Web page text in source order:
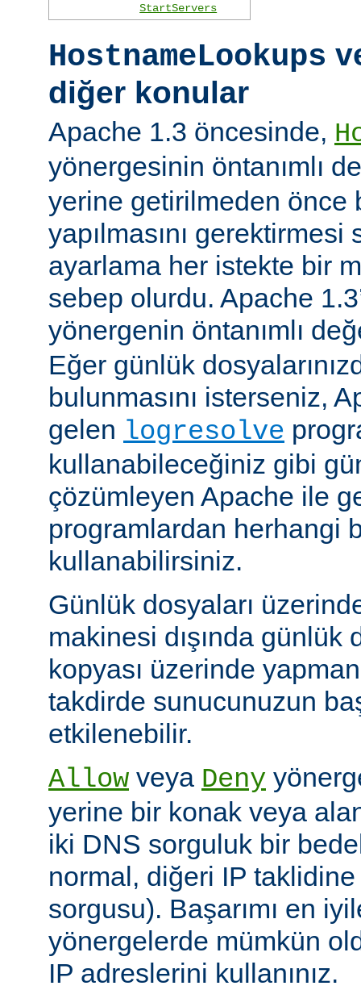
StartServers
HostnameLookups
diğer konular
Apache 1.3 öncesinde,
yönergesinin öntanımlı
yerine getirilmeden önce
yapılmasını
ayarlama her istekte bir
sebep olurdu. Apache
yönergenin öntanımlı
Eğer günlük
bulunmasını isterseniz,
gelen logresolve
kullanabileceğiniz gibi
çözümleyen Apache ile
programlardan herhangi
kullanabilirsiniz.
Günlük dosyaları
makinesi dışında günlük
kopyası üzerinde
takdirde sunucunuzun
etkilenebilir.
Allow veya Deny
yerine bir konak veya
iki DNS sorguluk bir
normal, diğeri IP taklidine
sorgusu). Başarımı en
yönergelerde mümkün
IP adreslerini kullanınız.